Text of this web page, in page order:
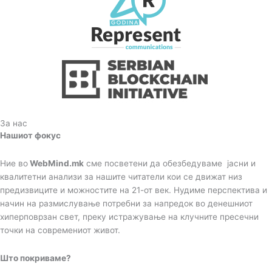
За нас
Нашиот фокус
Ние воWebMind.mk сме посветени да обезбедуваме јасни и
квалитетни анализи за нашите читатели кои се движат низ
предизвиците и можностите на 21-от век. Нудиме перспектива и
начин на размислување потребни за напредок во денешниот
хиперповрзан свет, преку истражување на клучните пресечни
точки на современиот живот.
Што покриваме?